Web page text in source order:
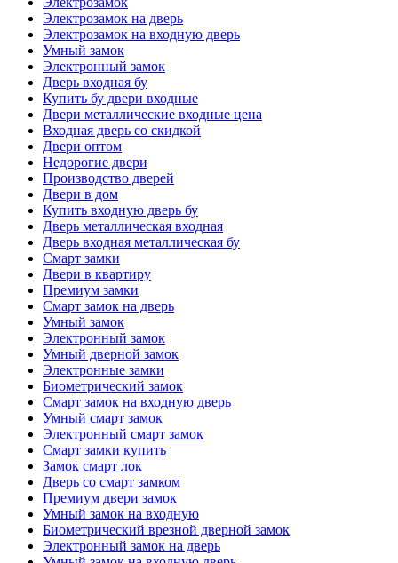
Электрозамок на дверь
Электрозамок на входную дверь
Умный замок
Электронный замок
Дверь входная бу
Купить бу двери входные
Двери металлические входные цена
Входная дверь со скидкой
Двери оптом
Недорогие двери
Производство дверей
Двери в дом
Купить входную дверь бу
Дверь металлическая входная
Дверь входная металлическая бу
Смарт замки
Двери в квартиру
Премиум замки
Смарт замок на дверь
Умный замок
Электронный замок
Умный дверной замок
Электронные замки
Биометрический замок
Смарт замок на входную дверь
Умный смарт замок
Электронный смарт замок
Смарт замки купить
Замок смарт лок
Дверь со смарт замком
Премиум двери замок
Умный замок на входную
Биометрический врезной дверной замок
Электронный замок на дверь